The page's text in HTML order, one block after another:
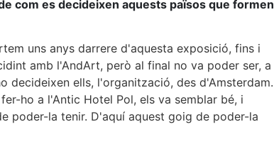
com es decideixen aquests països que formen
uns anys darrere d'aquesta exposició, fins i
amb l'AndArt, però al final no va poder ser, a
decideixen ells, l'organització, des d'Amsterdam.
ho a l'Antic Hotel Pol, els va semblar bé, i
poder-la tenir. D'aquí aquest goig de poder-la